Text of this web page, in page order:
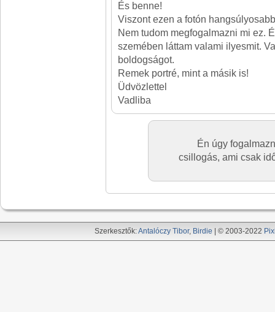
És benne!
Viszont ezen a fotón
Nem tudom megfogalmazni mi ez.
szemében láttam valami ilyesmit.
boldogságot.
Remek portré, mint a másik is!
Üdvözlettel
Vadliba
Én úgy
csillogás, ami csak
Szerkesztők:Antalóczy Tibor, Birdie | © 2003-2022